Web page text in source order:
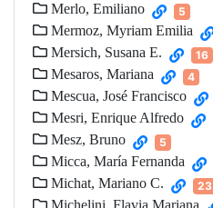
Merlo, Emiliano 5
Mermoz, Myriam Emilia
Mersich, Susana E. 16
Mesaros, Mariana 4
Mescua, José Francisco
Mesri, Enrique Alfredo
Mesz, Bruno 5
Micca, María Fernanda
Michat, Mariano C. 23
Michelini, Flavia Mariana